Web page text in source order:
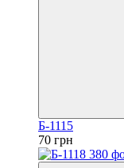
Б-1115
70 грн